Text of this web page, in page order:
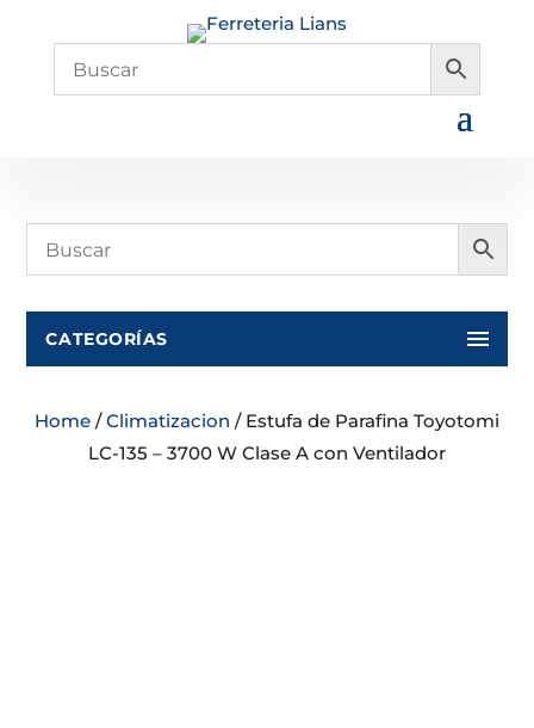
CATEGORÍAS
Home /Climatizacion / Estufa de Parafina Toyotomi
LC-135 – 3700 W Clase A con Ventilador